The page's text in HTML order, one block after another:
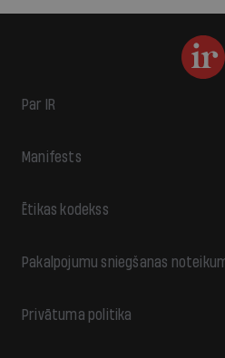
Par IR
Manifests
Ētikas kodekss
Pakalpojumu sniegšanas
Privātuma politika